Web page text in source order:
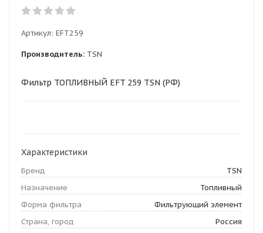
Артикул: EFT259
Производитель: TSN
Фильтр ТОПЛИВНЫЙ EFT 259 TSN (РФ)
Характеристики
Бренд
TSN
Назначение
Топливный
Форма фильтра
Фильтрующий элемент
Страна, город
Россия